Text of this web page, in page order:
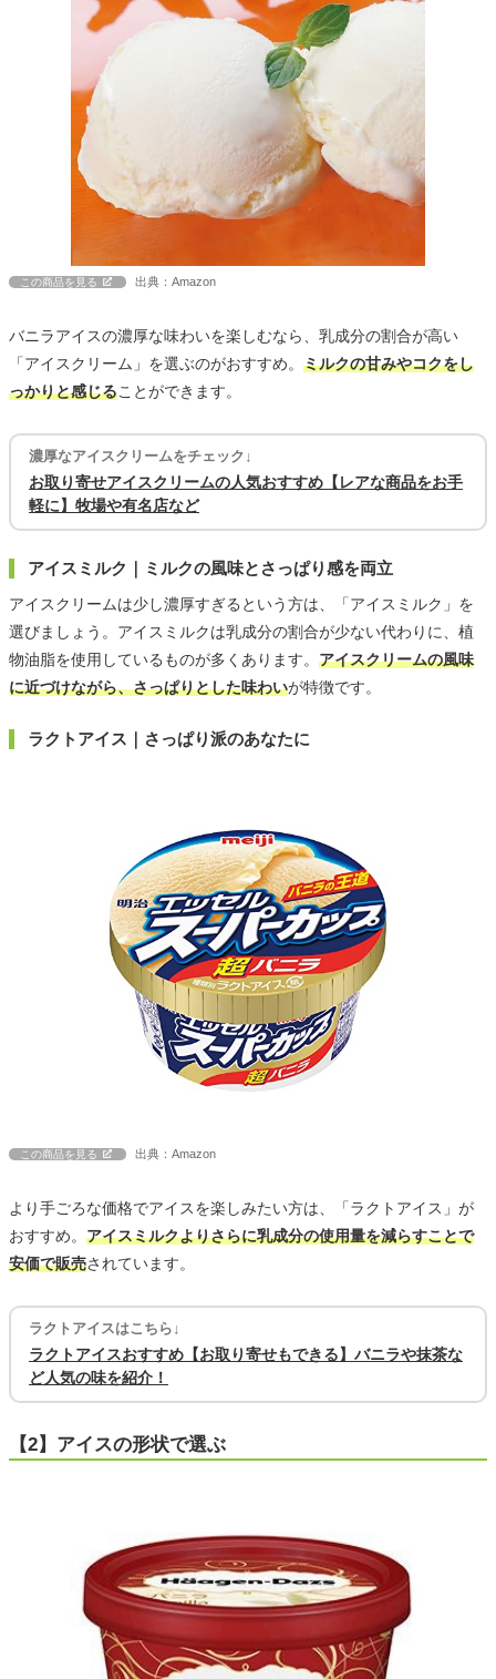
この商品を見る 出典：Amazon
バニラアイスの濃厚な味わいを楽しむなら、乳成分の割合が高い
「アイスクリーム」を選ぶのがおすすめ。 ミルクの甘みやコクをし
っかりと感じることができます。
濃厚なアイスクリームをチェック↓
お取り寄せアイスクリームの人気おすすめ【レアな商品をお手
軽に】牧場や有名店など
アイスミルク｜ミルクの風味とさっぱり感を両立
アイスクリームは少し濃厚すぎるという方は、「アイスミルク」を
選びましょう。アイスミルクは乳成分の割合が少ない代わりに、植
物油脂を使用しているものが多くあります。 アイスクリームの風味
に近づけながら、さっぱりとした味わいが特徴です。
ラクトアイス｜さっぱり派のあなたに
この商品を見る 出典：Amazon
より手ごろな価格でアイスを楽しみたい方は、「ラクトアイス」が
おすすめ。 アイスミルクよりさらに乳成分の使用量を減らすことで
安価で販売されています。
ラクトアイスはこちら↓
ラクトアイスおすすめ【お取り寄せもできる】バニラや抹茶な
ど人気の味を紹介！
【2】アイスの形状で選ぶ